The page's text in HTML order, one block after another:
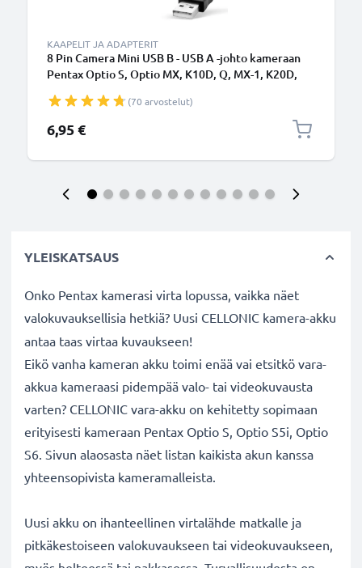
KAAPELIT JA ADAPTERIT
8 Pin Camera Mini USB B - USB A -johto kameraan
Pentax Optio S, Optio MX, K10D, Q, MX-1, K20D,
Musta 1.5m, nopea 1A, PVC-kamerajohto I-USB7 I-
USB17 I-USB98 I-USB122, tuotemerkiltä CELLONIC
(70 arvostelut)
6,95 €
YLEISKATSAUS
Onko Pentax kamerasi virta lopussa, vaikka näet
valokuvauksellisia hetkiä? Uusi CELLONIC kamera-akku
antaa taas virtaa kuvaukseen!
Eikö vanha kameran akku toimi enää vai etsitkö vara-
akkua kameraasi pidempää valo- tai videokuvausta
varten? CELLONIC vara-akku on kehitetty sopimaan
erityisesti kameraan Pentax Optio S, Optio S5i, Optio
S6. Sivun alaosasta näet listan kaikista akun kanssa
yhteensopivista kameramalleista.
Uusi akku on ihanteellinen virtalähde matkalle ja
pitkäkestoiseen valokuvaukseen tai videokuvaukseen,